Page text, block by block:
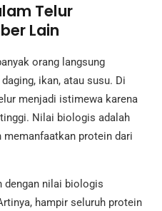
Telur
Lain
orang langsung
ikan, atau susu. Di
menjadi istimewa karena
Nilai biologis adalah
memanfaatkan protein dari
dengan nilai biologis
hampir seluruh protein